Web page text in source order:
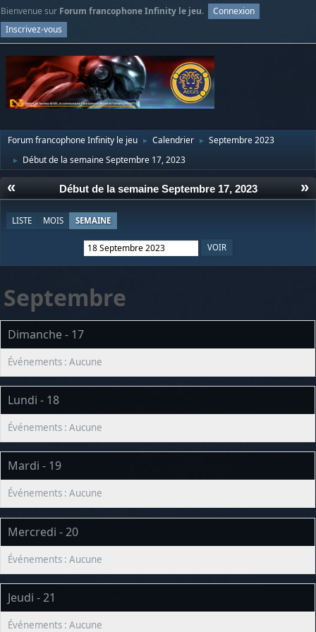
Bienvenue sur Forum francophone Infinity le jeu.
Connexion
Inscrivez-vous
Forum francophone Infinity le jeu ► Calendrier ► Septembre 2023
► Début de la semaine Septembre 17, 2023
« »
Début de la semaine Septembre 17, 2023
LISTE MOIS SEMAINE
Septembre
Dimanche - 17
Lundi - 18
Mardi - 19
Mercredi - 20
Jeudi - 21